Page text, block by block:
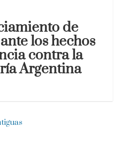
de
los hechos
contra la
Argentina